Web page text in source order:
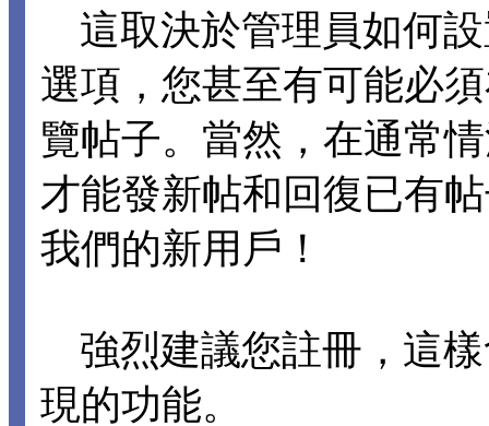
這取決於管理員如何設
選項，您甚至有可能必
覽帖子。當然，在通常
才能發新帖和回復已有
我們的新用戶！
強烈建議您註冊，這
現的功能。